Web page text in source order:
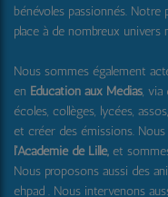
bénévoles passionnés.
place à de nombreux univers
Nous sommes également
en Education aux Médias, via
écoles, collèges, lycées,
et créer des émissions.
l'Académie de Lille, et
Nous proposons aussi des
ehpad . Nous intervenons